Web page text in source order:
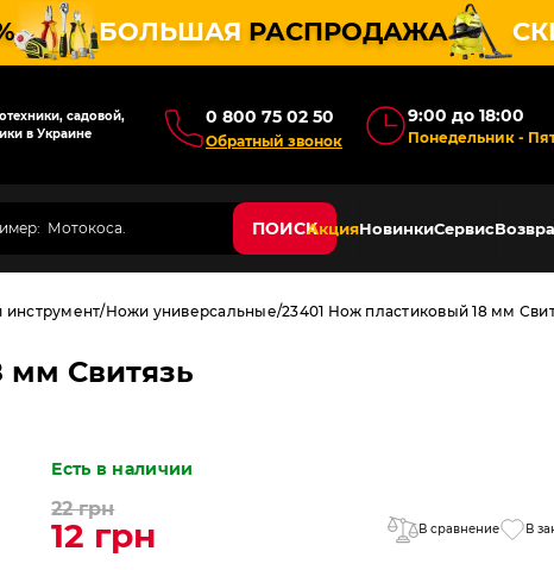
БОЛЬШАЯ РАСПРОДАЖА
садовой,
в Украине
0 800 75 02 50
Обратный звонок
9:00 до 18:00
Понедельник -
ПОИСКАкцияНовинкиСервис
инструмент Ножи универсальные 23401 Нож пластиковый 18 мм
мм Свитязь
Есть в наличии
22 грн
12 грн В сравнение В